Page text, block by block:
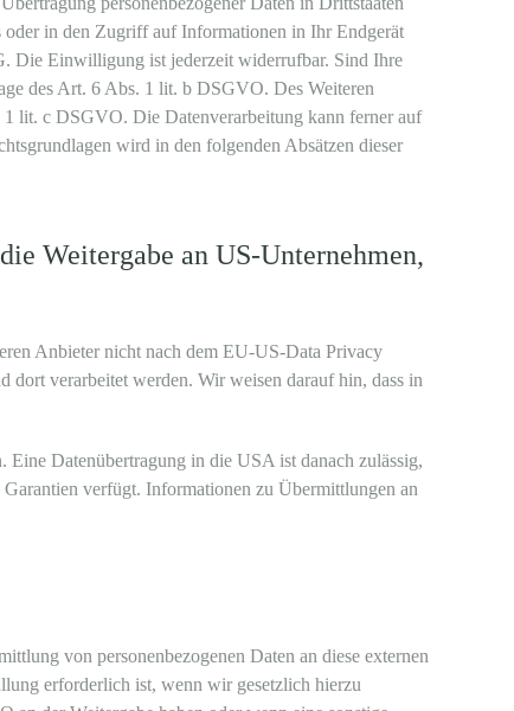
in den Zugriff auf Informationen in Ihr Endgerät
Die Einwilligung ist jederzeit widerrufbar. Sind Ihre
des Art. 6 Abs. 1 lit. b DSGVO. Des Weiteren
lit. c DSGVO. Die Datenverarbeitung kann ferner auf
wird in den folgenden Absätzen dieser
Weitergabe an US-Unternehmen,
Anbieter nicht nach dem EU-US-Data Privacy
dort verarbeitet werden. Wir weisen darauf hin, dass in
Datenübertragung in die USA ist danach zulässig,
verfügt. Informationen zu Übermittlungen an
von personenbezogenen Daten an diese externen
erforderlich ist, wenn wir gesetzlich hierzu